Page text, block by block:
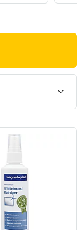
– mezi
po označovací
magnetoplan –
magnetoplan!